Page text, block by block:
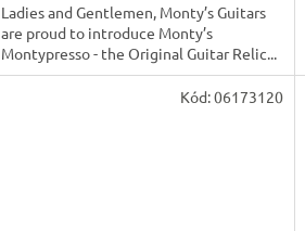
Ladies and Gentlemen, Monty’s Guitars
are proud to introduce Monty’s
Montypresso - the Original Guitar Relic...
Kód:06173120